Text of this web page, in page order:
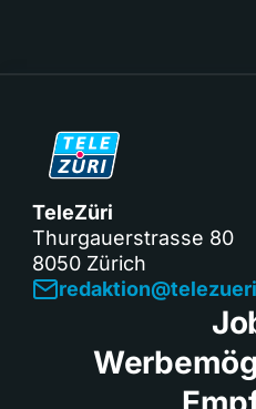
TeleZüri
Thurgauerstrasse 80
8050 Zürich